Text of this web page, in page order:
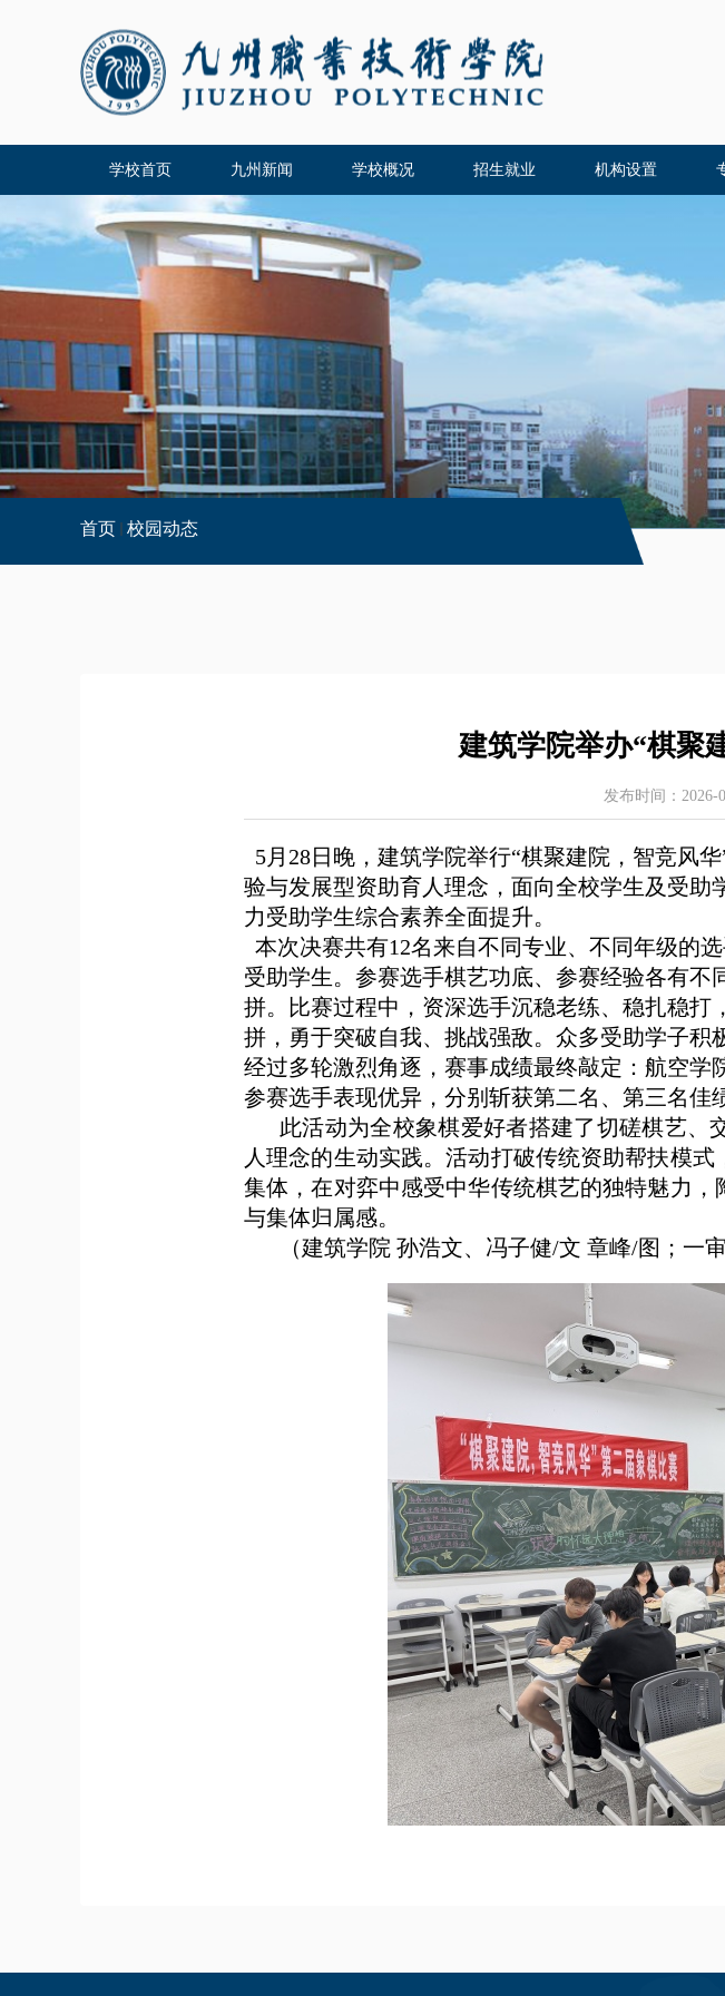
学校首页 九州新闻 学校概况 招生就业 机构设置
首页 校园动态
建筑学院举办“棋聚
发布时间： 2026-
5月 28日晚，建筑学院举行“棋聚建院，智竞风华
验与发展型资助育人理念，面向全校学生及受助
力受助学生综合素养全面提升。
本次决赛共有12名来自不同专业、不同年级的
受助学生。参赛选手棋艺功底、参赛经验各有
拼。比赛过程中，资深选手沉稳老练、稳扎稳
拼，勇于突破自我、挑战强敌。众多受助学子积
经过多轮激烈角逐，赛事成绩最终敲定：航空
参赛选手表现优异，分别斩获第二名、第三名佳
此活动为全校象棋爱好者搭建了切磋棋艺、
人理念的生动实践。活动打破传统资助帮扶模
集体，在对弈中感受中华传统棋艺的独特魅力
与集体归属感。
（建筑学院 孙浩文、冯子健/文 章峰/图；一